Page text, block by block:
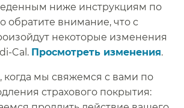
ниже инструкциям по
обратите внимание, что с
некоторые изменения
Cal. Просмотреть изменения.
когда мы свяжемся с вами по
страхового покрытия: